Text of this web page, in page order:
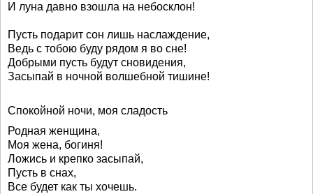
И луна давно взошла на небосклон!
Пусть подарит сон лишь наслаждение,
Ведь с тобою буду рядом я во сне!
Добрыми пусть будут сновидения,
Засыпай в ночной волшебной тишине!
Спокойной ночи, моя сладость
Родная женщина,
Моя жена, богиня!
Ложись и крепко засыпай,
Пусть в снах,
Все будет как ты хочешь.